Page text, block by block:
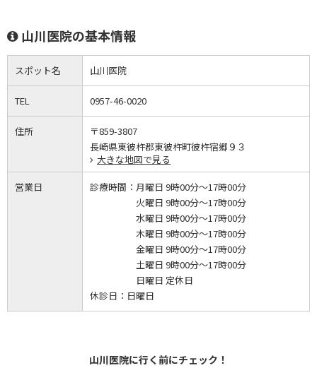
山川医院の基本情報
スポット名 山川医院
TEL 0957-46-0020
住所
〒859-3807
長崎県東彼杵郡東彼杵町彼杵宿郷９３
大きな地図で見る
営業日 診療時間： 月曜日 9時00分～17時00分
火曜日 9時00分～17時00分
水曜日 9時00分～17時00分
木曜日 9時00分～17時00分
金曜日 9時00分～17時00分
土曜日 9時00分～17時00分
日曜日 定休日
休診日： 日曜日
山川医院に行く前にチェック！